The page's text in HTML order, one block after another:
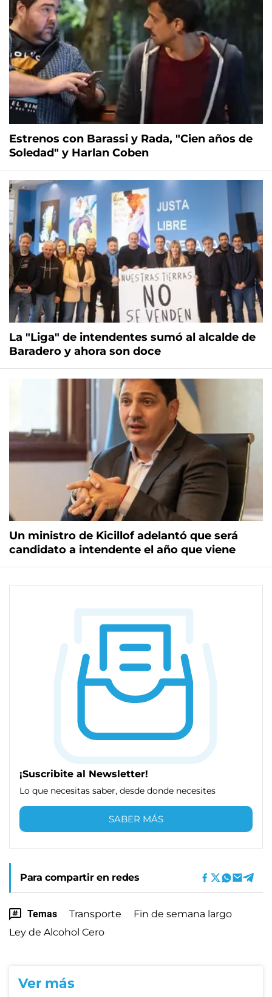
Estrenos con Barassi y Rada, "Cien años de
Soledad" y Harlan Coben
La "Liga" de intendentes sumó al alcalde de
Baradero y ahora son doce
Un ministro de Kicillof adelantó que será
candidato a intendente el año que viene
¡Suscribite al Newsletter!
Lo que necesitas saber, desde donde necesites
SABER MÁS
Para compartir en redes
Temas Transporte
Fin de semana largo
Ley de Alcohol Cero
Ver más